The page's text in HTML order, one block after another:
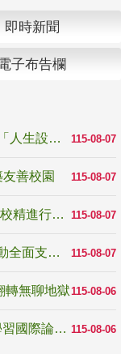
即時新聞
子布告欄
115-08-07
高齡不是終點而是夢想起點！教育部打造「人生設計夢工場」 參展第3屆高齡健康產業博覽會
115-08-07
善校園
115-08-07
強化學習歷程檔案推動效能 國教署攜手學校精進行政與教學支持
115-08-07
迎接115學年度新進教師加入教育現場 啟動全面支持陪伴
115-08-06
轉無聊地獄
115-08-06
匯聚全球視野深化師生AI素養 2026數位學習國際論壇高雄登場